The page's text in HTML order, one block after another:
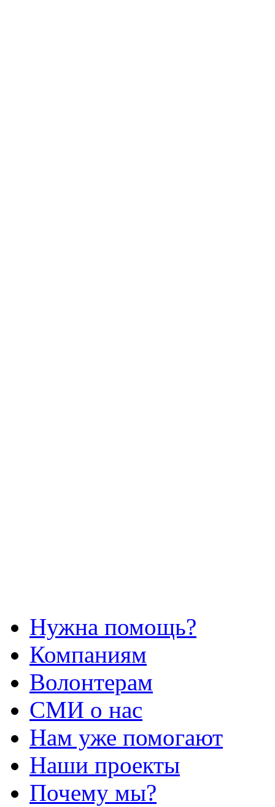
Нужна помощь?
Компаниям
Волонтерам
СМИ о нас
Нам уже помогают
Наши проекты
Почему мы?